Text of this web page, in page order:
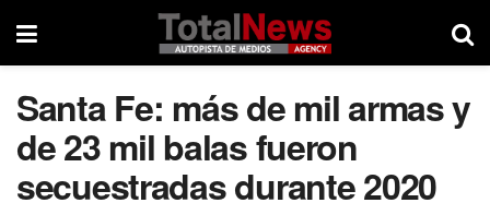
Santa Fe: más de mil armas y
de 23 mil balas fueron
secuestradas durante 2020